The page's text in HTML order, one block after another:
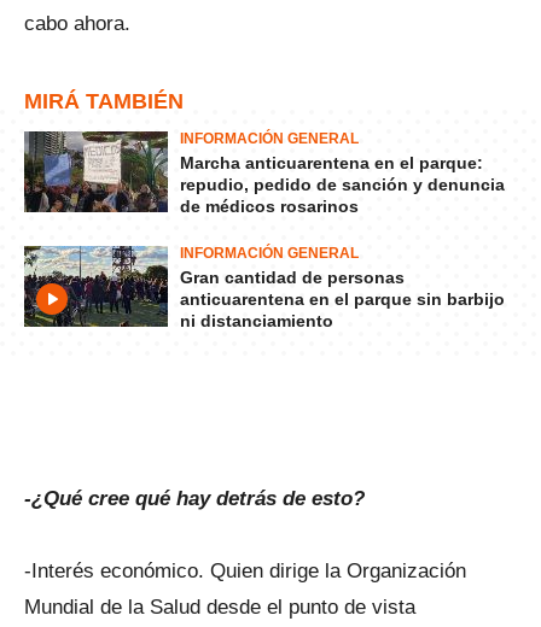
cabo ahora.
MIRÁ TAMBIÉN
INFORMACIÓN GENERAL
Marcha anticuarentena en el parque:
repudio, pedido de sanción y denuncia
de médicos rosarinos
INFORMACIÓN GENERAL
Gran cantidad de personas
anticuarentena en el parque sin barbijo
ni distanciamiento
-¿Qué cree qué hay detrás de esto?
-Interés económico. Quien dirige la Organización
Mundial de la Salud desde el punto de vista